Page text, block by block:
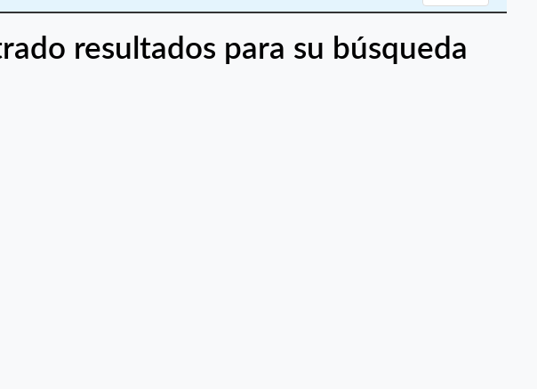
resultados para su búsqueda